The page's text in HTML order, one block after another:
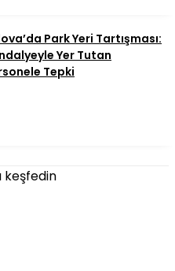
Park Yeri Tartışması:
Yer Tutan
Tepki
keşfedin